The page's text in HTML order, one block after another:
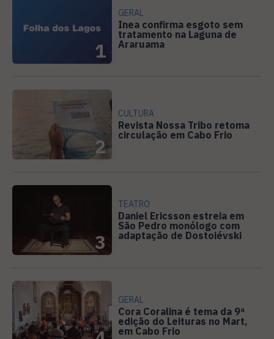
1
GERAL
Inea confirma esgoto sem
tratamento na Laguna de
Araruama
2
CULTURA
Revista Nossa Tribo retoma
circulação em Cabo Frio
3
TEATRO
Daniel Ericsson estreia em
São Pedro monólogo com
adaptação de Dostoiévski
GERAL
Cora Coralina é tema da 9ª
edição do Leituras no Mart,
em Cabo Frio